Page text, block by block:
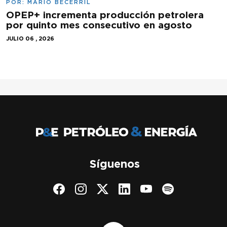
POR: MARIO BECERRIL
OPEP+ incrementa producción petrolera
por quinto mes consecutivo en agosto
JULIO 06 , 2026
Síguenos